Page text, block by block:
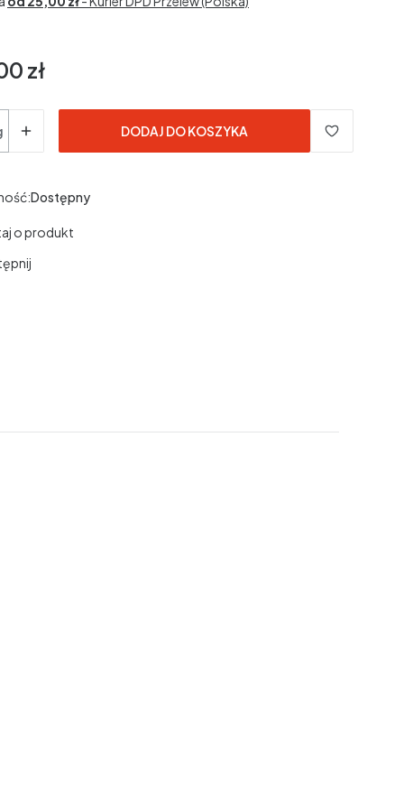
zł
DODAJ DO KOSZYKA
Dostępny
o produkt